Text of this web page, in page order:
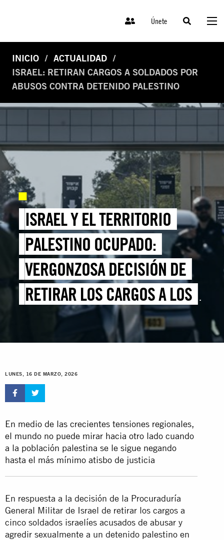
Únete
INICIO
ACTUALIDAD
ISRAEL: RETIRAN CARGOS A SOLDADOS POR
ABUSOS CONTRA DETENIDO PALESTINO
ISRAEL Y EL TERRITORIO
PALESTINO OCUPADO:
VERGONZOSA DECISIÓN DE
RETIRAR LOS CARGOS A LOS
SOLDADOS ACUSADOS DE
ABUSOS CONTRA UN
DETENIDO PALESTINO
LUNES, 16 DE MARZO, 2026
En medio de las crecientes tensiones regionales,
el mundo no puede mirar hacia otro lado cuando
a la población palestina se le sigue negando
hasta el más mínimo atisbo de justicia
En respuesta a la decisión de la Procuraduría
General Militar de Israel de retirar los cargos a
cinco soldados israelíes acusados de abusar y
agredir sexualmente a un detenido palestino en